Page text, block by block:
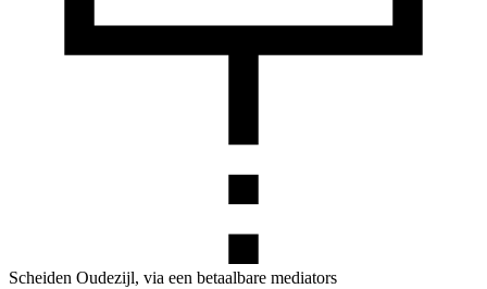
Scheiden Oudezijl, via een betaalbare mediators